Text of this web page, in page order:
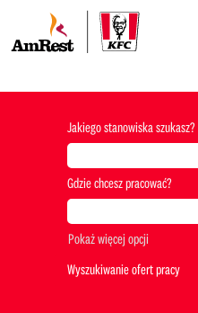
Jakiego stanowiska szukasz?
Gdzie chcesz pracować?
Pokaż więcej opcji